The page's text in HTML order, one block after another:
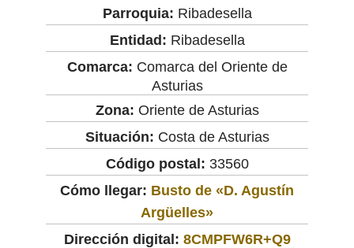
Parroquia: Ribadesella
Entidad: Ribadesella
Comarca: Comarca del Oriente de
Asturias
Zona: Oriente de Asturias
Situación: Costa de Asturias
Código postal: 33560
Cómo llegar: Busto de «D. Agustín
Argüelles»
Dirección digital: 8CMPFW6R+Q9